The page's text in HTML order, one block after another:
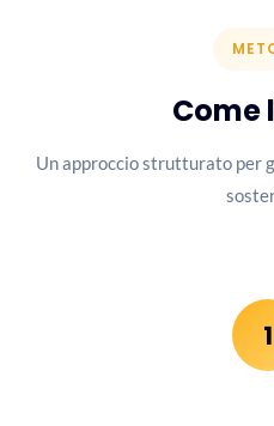
Come
Un approccio strutturato per
1